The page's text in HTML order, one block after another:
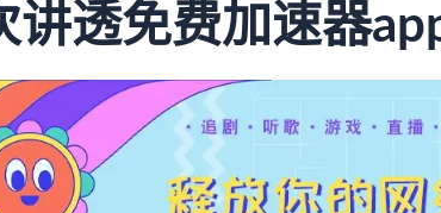
讲透免费加速器